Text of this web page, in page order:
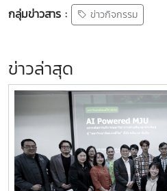
กลุ่มข่าวสาร : ข่าวกิจกรรม
ข่าวล่าสุด